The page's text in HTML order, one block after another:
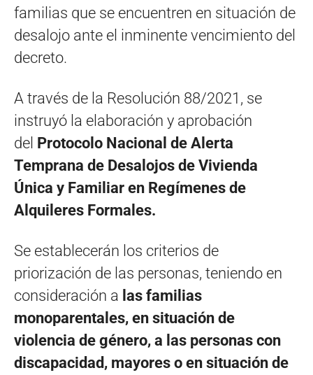
familias que se encuentren en situación de
desalojo ante el inminente vencimiento del
decreto.
A través de la Resolución 88/2021, se
instruyó la elaboración y aprobación
del Protocolo Nacional de Alerta
Temprana de Desalojos de Vivienda
Única y Familiar en Regímenes de
Alquileres Formales.
Se establecerán los criterios de
priorización de las personas, teniendo en
consideración a las familias
monoparentales, en situación de
violencia de género, a las personas con
discapacidad, mayores o en situación de